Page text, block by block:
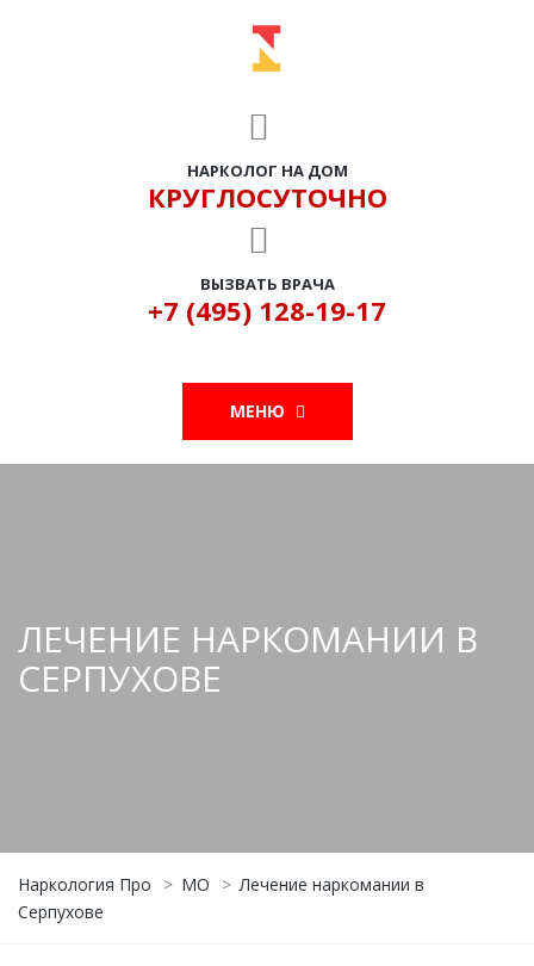
НАРКОЛОГ НА ДОМ
КРУГЛОСУТОЧНО
ВЫЗВАТЬ ВРАЧА
+7 (495) 128-19-17
МЕНЮ
ЛЕЧЕНИЕ НАРКОМАНИИ В
СЕРПУХОВЕ
Наркология Про > МО > Лечение наркомании в
Серпухове